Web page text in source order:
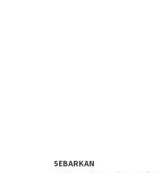
SEBARKAN